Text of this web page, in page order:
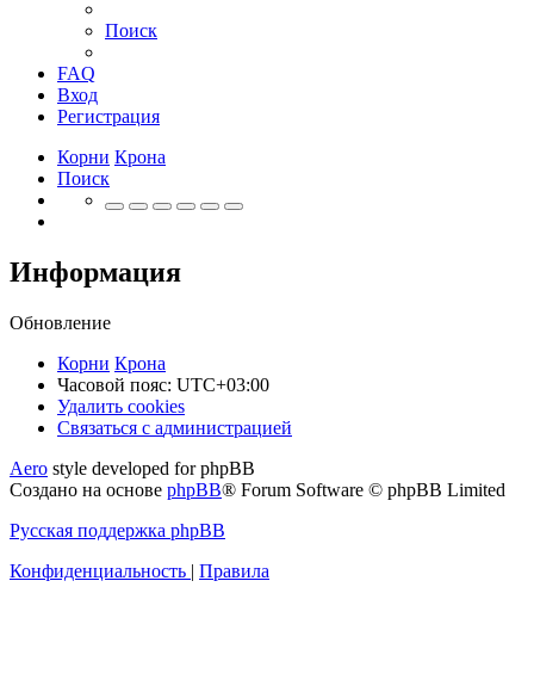
Поиск
FAQ
Вход
Регистрация
Корни Крона
Поиск
Информация
Обновление
Корни Крона
Часовой пояс: UTC+03:00
Удалить cookies
Связаться
администрацией
Связаться с администрацией
Aero style developed for phpBB
Создано на основе phpBB® Forum Software © phpBB Limited
Русская поддержка phpBB
Конфиденциальность | Правила